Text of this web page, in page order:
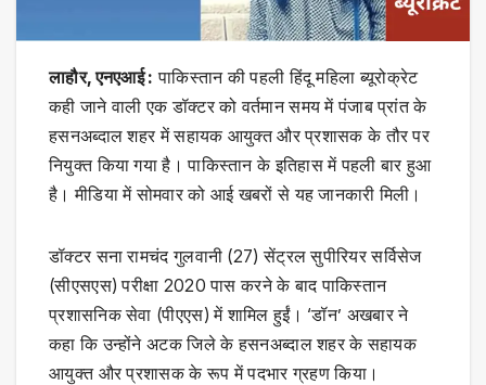
लाहौर, एनएआई : पाकिस्तान की पहली हिंदू महिला ब्यूरोक्रेट
कही जाने वाली एक डॉक्टर को वर्तमान समय में पंजाब प्रांत के
हसनअब्दाल शहर में सहायक आयुक्त और प्रशासक के तौर पर
नियुक्त किया गया है। पाकिस्तान के इतिहास में पहली बार हुआ
है। मीडिया में सोमवार को आई खबरों से यह जानकारी मिली।
डॉक्टर सना रामचंद गुलवानी (27) सेंट्रल सुपीरियर सर्विसेज
(सीएसएस) परीक्षा 2020 पास करने के बाद पाकिस्तान
प्रशासनिक सेवा (पीएएस) में शामिल हुईं। ‘डॉन’ अखबार ने
कहा कि उन्होंने अटक जिले के हसनअब्दाल शहर के सहायक
आयुक्त और प्रशासक के रूप में पदभार ग्रहण किया।